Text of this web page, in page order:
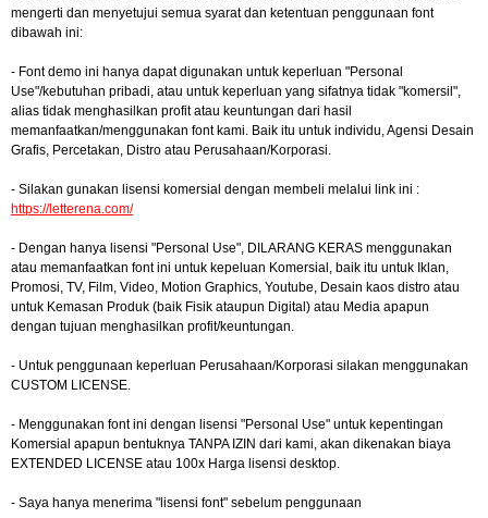
mengerti dan menyetujui semua syarat dan ketentuan penggunaan font
dibawah ini:
- Font demo ini hanya dapat digunakan untuk keperluan "Personal
Use"/kebutuhan pribadi, atau untuk keperluan yang sifatnya tidak "komersil",
alias tidak menghasilkan profit atau keuntungan dari hasil
memanfaatkan/menggunakan font kami. Baik itu untuk individu, Agensi Desain
Grafis, Percetakan, Distro atau Perusahaan/Korporasi.
- Silakan gunakan lisensi komersial dengan membeli melalui link ini :
https://letterena.com/
- Dengan hanya lisensi "Personal Use", DILARANG KERAS menggunakan
atau memanfaatkan font ini untuk kepeluan Komersial, baik itu untuk Iklan,
Promosi, TV, Film, Video, Motion Graphics, Youtube, Desain kaos distro atau
untuk Kemasan Produk (baik Fisik ataupun Digital) atau Media apapun
dengan tujuan menghasilkan profit/keuntungan.
- Untuk penggunaan keperluan Perusahaan/Korporasi silakan menggunakan
CUSTOM LICENSE.
- Menggunakan font ini dengan lisensi "Personal Use" untuk kepentingan
Komersial apapun bentuknya TANPA IZIN dari kami, akan dikenakan biaya
EXTENDED LICENSE atau 100x Harga lisensi desktop.
- Saya hanya menerima "lisensi font" sebelum penggunaan